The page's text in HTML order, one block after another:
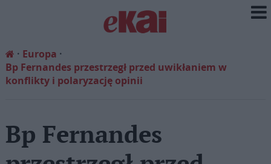
Europa
Bp Fernandes przestrzegł przed uwikłaniem w
konflikty i polaryzację opinii
Bp Fernandes